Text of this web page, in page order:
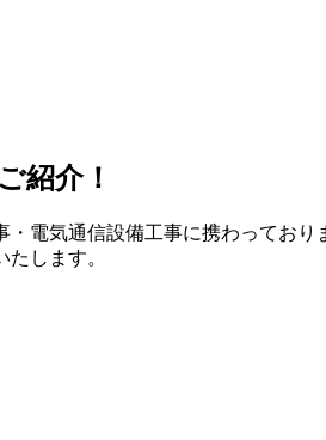
紹介！
電気通信設備工事に携わっており
します。